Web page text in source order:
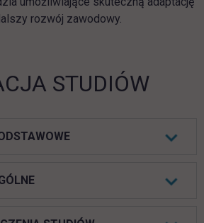
rozwój zawodowy.
STUDIÓW